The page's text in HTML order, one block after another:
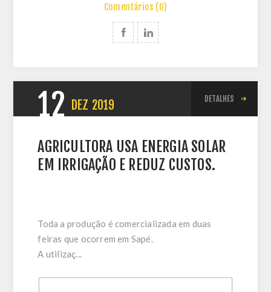
Comentários (0)
12 DEZ 2019 DETALHES
AGRICULTORA USA ENERGIA SOLAR
EM IRRIGAÇÃO E REDUZ CUSTOS.
Toda a produção é comercializada em duas
feiras que ocorrem em Sapé.
A utilizaç...